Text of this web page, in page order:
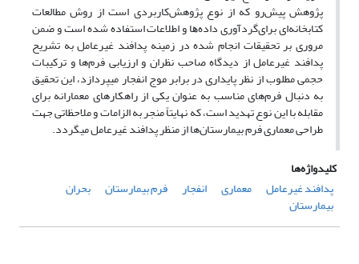
پژوهش پیش‌رو ﻛﻪ از ﻧﻮع پژوهشﻛﺎرﺑﺮدی است از روش ﻣﻄﺎﻟﻌﺎت
ﻛﺘﺎﺑﺨﺎﻧﻪ‌ای ﺑﺮایﮔﺮدآوری داده‌ﻫﺎ و اﻃﻼﻋﺎت اﺳﺘﻔﺎده ﺷﺪه است و ضمن
مروری بر تحقیقات انجام شده در زمینه پدافند غیرعامل به تشریح
پدافند غیرعامل از دیدگاه صاحب نظران و ارزیابی فرم‌ها و ترکیبات
حجمی مطلوب از نظر پایداری در برابر موج انفجار می­پردازد، این تحقیق
به دنبال فرم‌های مناسب به عنوان یکی از راهکارهای معمارانه برای
مقابله با این نوع تهدید است، که نهایتاً منجر به الزامات و ملاحظاتی جهت
طراحی معماری فرم بیمارستان‌ها از منظر پدافند غیرعامل می­گردد.
کلیدواژه‌ها
پدافند غیرعامل
معماری انفجار فرم بیمارستان بحران
بیمارستان